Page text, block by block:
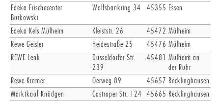
Edeka Frischecenter
Burkowski
Wolfsbankring 34 45355 Essen
Edeka Kels Mülheim Kleiststr. 26 45472 Mülheim
Rewe Geisler
Heidestraße 25 45476 Mülheim
REWE Lenk
Düsseldorfer Str.
239
45481 Mülheim an
der Ruhr
Rewe Kramer
Oerweg 89 45657 Recklinghausen
Marktkauf Knödgen
Castroper Str. 124 45665 Recklinghausen